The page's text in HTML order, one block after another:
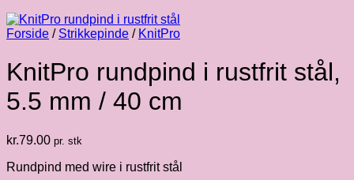
Forside / Strikkepinde / KnitPro
KnitPro rundpind i rustfrit stål,
5.5 mm / 40 cm
kr.79.00 pr. stk
Rundpind med wire i rustfrit stål